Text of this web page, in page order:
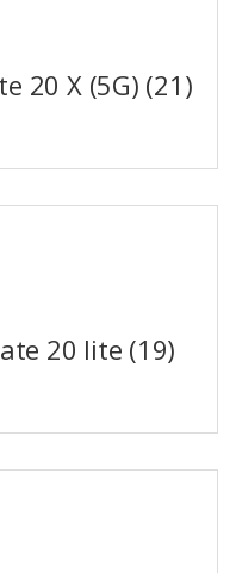
20 X (5G) (21)
20 lite (19)